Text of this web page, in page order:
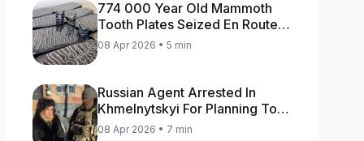
774 000 Year Old Mammoth
Tooth Plates Seized En Route
From Ukraine To Bulgaria
08 Apr 2026 • 5 min
Russian Agent Arrested In
Khmelnytskyi For Planning To
Blow Up Military Cars
08 Apr 2026 • 7 min